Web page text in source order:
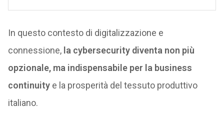
In questo contesto di digitalizzazione e
connessione, la cybersecurity diventa non più
opzionale, ma indispensabile per la business
continuitye la prosperità del tessuto produttivo
italiano.